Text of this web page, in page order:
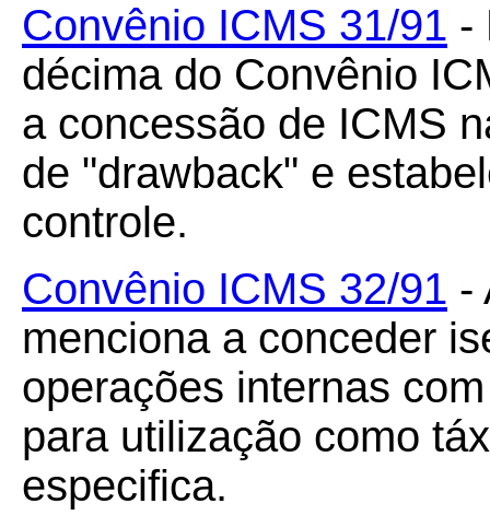
Convênio ICMS 31/91 -
décima do Convênio
a concessão de ICMS
de "drawback" e
controle.
Convênio ICMS 32/91 -
menciona a conceder
operações internas
para utilização como
especifica.